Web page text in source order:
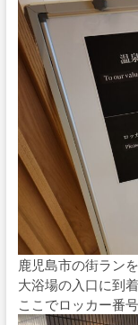
鹿児島市の街ラン
大浴場の入口に到着
ここでロッカー番